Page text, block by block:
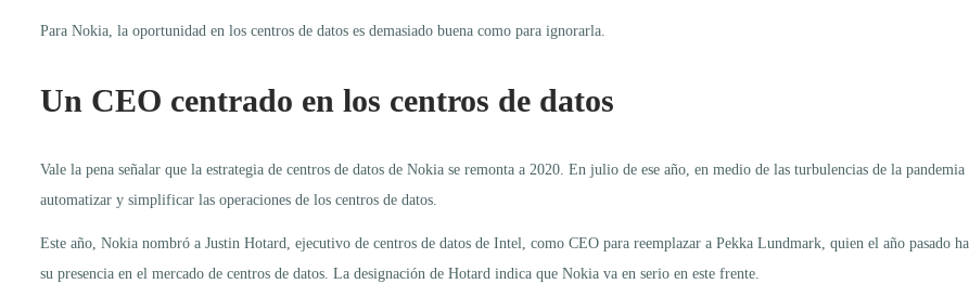
Para Nokia, la oportunidad en los centros de datos es demasiado buena como para ignorarla.
Un CEO centrado en los centros de datos
Vale la pena señalar que la estrategia de centros de datos de Nokia se remonta a 2020. En julio de ese año, en medio de las turbulencias de la
automatizar y simplificar las operaciones de los centros de datos.
Este año, Nokia nombró a Justin Hotard, ejecutivo de centros de datos de Intel, como CEO para reemplazar a Pekka Lundmark, quien el año pasado
su presencia en el mercado de centros de datos. La designación de Hotard indica que Nokia va en serio en este frente.